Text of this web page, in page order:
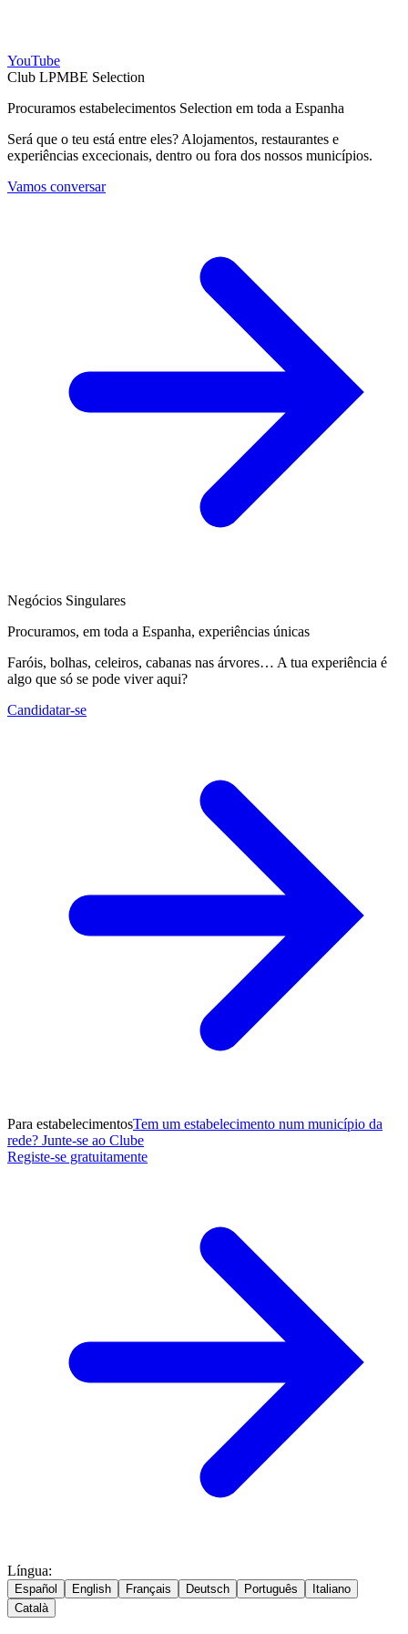
YouTube
Club LPMBE Selection
Procuramos estabelecimentos Selection em toda a Espanha
Será que o teu está entre eles? Alojamentos, restaurantes e
experiências excecionais, dentro ou fora dos nossos municípios.
Vamos conversar
Negócios Singulares
Procuramos, em toda a Espanha, experiências únicas
Faróis, bolhas, celeiros, cabanas nas árvores… A tua experiência é
algo que só se pode viver aqui?
Candidatar-se
Para estabelecimentosTem um estabelecimento num município da
rede? Junte-se ao Clube
Registe-se gratuitamente
Língua:
Español English Français Deutsch Português
Italiano
Català